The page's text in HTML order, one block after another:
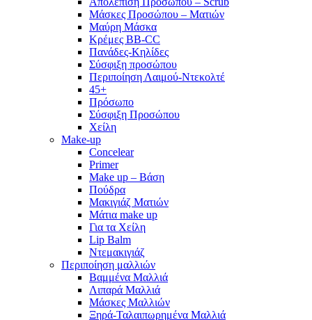
Μάσκες Προσώπου – Ματιών
Μαύρη Μάσκα
Κρέμες BB-CC
Πανάδες-Κηλίδες
Σύσφιξη προσώπου
Περιποίηση Λαιμού-Ντεκολτέ
45+
Πρόσωπο
Σύσφιξη Προσώπου
Χείλη
Make-up
Concelear
Primer
Make up – Βάση
Πούδρα
Μακιγιάζ Ματιών
Μάτια make up
Για τα Χείλη
Lip Balm
Ντεμακιγιάζ
Περιποίηση μαλλιών
Βαμμένα Μαλλιά
Λιπαρά Μαλλιά
Μάσκες Μαλλιών
Ξηρά-Ταλαιπωρημένα Μαλλιά